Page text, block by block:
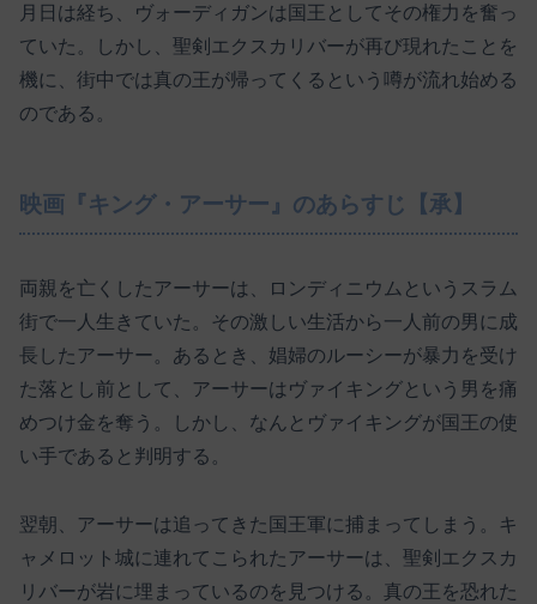
月日は経ち、ヴォーディガンは国王としてその権力を奮っ
ていた。しかし、聖剣エクスカリバーが再び現れたことを
機に、街中では真の王が帰ってくるという噂が流れ始める
のである。
映画『キング・アーサー』のあらすじ【承】
両親を亡くしたアーサーは、ロンディニウムというスラム
街で一人生きていた。その激しい生活から一人前の男に成
長したアーサー。あるとき、娼婦のルーシーが暴力を受け
た落とし前として、アーサーはヴァイキングという男を痛
めつけ金を奪う。しかし、なんとヴァイキングが国王の使
い手であると判明する。
翌朝、アーサーは追ってきた国王軍に捕まってしまう。キ
ャメロット城に連れてこられたアーサーは、聖剣エクスカ
リバーが岩に埋まっているのを見つける。真の王を恐れた